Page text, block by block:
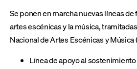
Se ponen en marcha nuevas líneas
artes escénicas y la música,
Nacional de Artes Escénicas y Música
Línea de apoyo al